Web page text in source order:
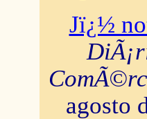
Jï¿½
agosto